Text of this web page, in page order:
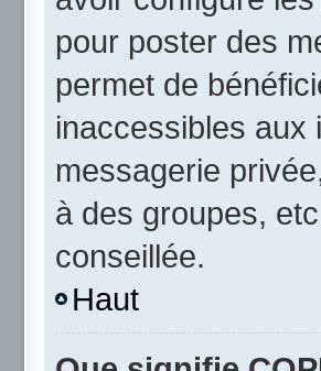
pour poster des
permet de
inaccessibles aux
messagerie
à des groupes,
conseillée.
Haut